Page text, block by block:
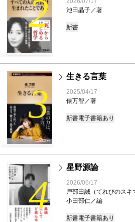
2
池田晶子／著
新書
3
生きる言葉
2025/04/17
俵万智／著
新書電子書籍あり
4
星野源論
2026/06/17
戸部田誠（てれびのスキ
小田部仁／編
新書電子書籍あり